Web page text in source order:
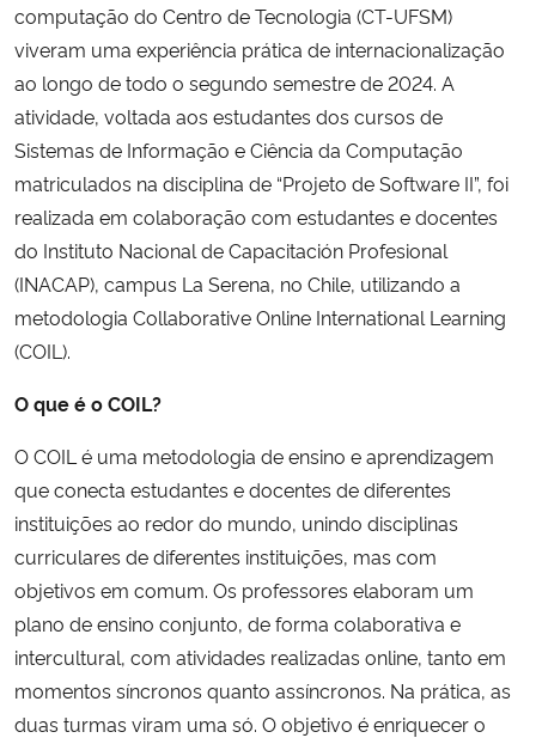
Ministério do Turismo
Ministério do Desenvolvimento Regional
Controladoria-Geral da União
Ministério da Mulher, da Família e dos Direitos Humanos
Secretaria de Governo
Gabinete de Segurança Institucional
Advocacia-Geral da União
Banco Central do Brasil
Planalto
computação do Centro de Tecnologia (CT-UFSM)
viveram uma experiência prática de internacionalização
ao longo de todo o segundo semestre de 2024. A
atividade, voltada aos estudantes dos cursos de
Sistemas de Informação e Ciência da Computação
matriculados na disciplina de “Projeto de Software II”, foi
realizada em colaboração com estudantes e docentes
do Instituto Nacional de Capacitación Profesional
(INACAP), campus La Serena, no Chile, utilizando a
metodologia Collaborative Online International Learning
(COIL).
O que é o COIL?
O COIL é uma metodologia de ensino e aprendizagem
que conecta estudantes e docentes de diferentes
instituições ao redor do mundo, unindo disciplinas
curriculares de diferentes instituições, mas com
objetivos em comum. Os professores elaboram um
plano de ensino conjunto, de forma colaborativa e
intercultural, com atividades realizadas online, tanto em
momentos síncronos quanto assíncronos. Na prática, as
duas turmas viram uma só. O objetivo é enriquecer o